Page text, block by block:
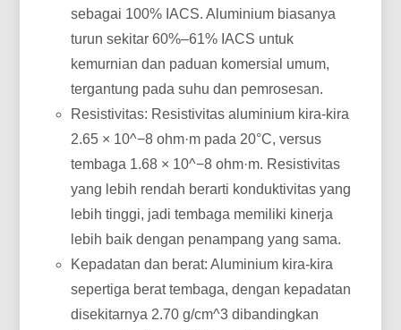
sebagai 100% IACS. Aluminium biasanya
turun sekitar 60%–61% IACS untuk
kemurnian dan paduan komersial umum,
tergantung pada suhu dan pemrosesan.
Resistivitas: Resistivitas aluminium kira-kira
2.65 × 10^−8 ohm·m pada 20°C, versus
tembaga 1.68 × 10^−8 ohm·m. Resistivitas
yang lebih rendah berarti konduktivitas yang
lebih tinggi, jadi tembaga memiliki kinerja
lebih baik dengan penampang yang sama.
Kepadatan dan berat: Aluminium kira-kira
sepertiga berat tembaga, dengan kepadatan
disekitarnya 2.70 g/cm^3 dibandingkan